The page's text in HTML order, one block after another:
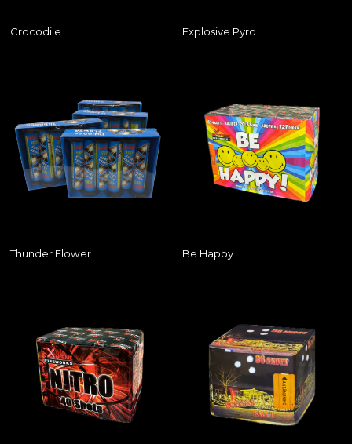
Crocodile Explosive Pyro
Thunder Flower Be Happy